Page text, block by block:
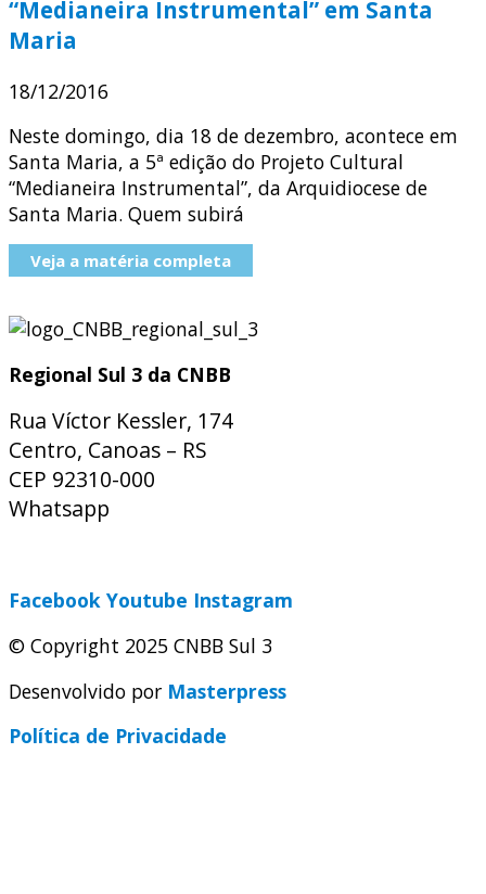
“Medianeira Instrumental” em Santa
Maria
18/12/2016
Neste domingo, dia 18 de dezembro, acontece em
Santa Maria, a 5ª edição do Projeto Cultural
“Medianeira Instrumental”, da Arquidiocese de
Santa Maria. Quem subirá
Veja a matéria completa
Regional Sul 3 da CNBB
Rua Víctor Kessler, 174
Centro, Canoas – RS
CEP 92310-000
Whatsapp
Facebook Youtube Instagram
© Copyright 2025 CNBB Sul 3
Desenvolvido por Masterpress
Política de Privacidade